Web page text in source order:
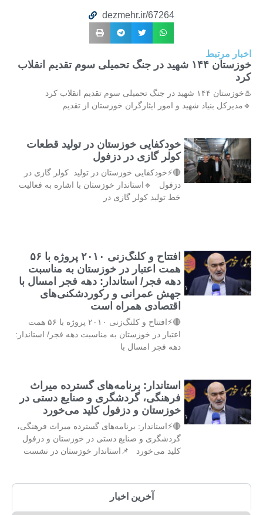
dezmehr.ir/67264
اخبار مرتبط
خوزستان ۱۴۴ شهید در جنگ تحمیلی سوم تقدیم انقلاب
کرد
♨️خوزستان ۱۴۴ شهید در جنگ تحمیلی سوم تقدیم انقلاب کرد
🔹مدیرکل بنیاد شهید و امور ایثارگران خوزستان از تقدیم
خودکفایی خوزستان در تولید قطعات
کولر گازی در دزفول
🔴⚡خودکفایی خوزستان در تولید کولر گازی در
دزفول 🔹استاندار خوزستان با اشاره به فعالیت
خط تولید کولر گازی در
افتتاح و کلنگ‌زنی ۲۰۱۰ پروژه با ۵۶
همت اعتبار در خوزستان به مناسبت
دهه فجر/ استاندار: دهه فجر امسال با
جهش عمرانی و رکوردشکنی‌های
اقتصادی همراه است
🔴⚡افتتاح و کلنگ‌زنی ۲۰۱۰ پروژه با ۵۶ همت
اعتبار در خوزستان به مناسبت دهه فجر/ استاندار:
دهه فجر امسال با
استاندار: برنامه‌های گسترده میراث
فرهنگی، گردشگری و صنایع دستی در
خوزستان و دزفول کلید می‌خورد
🔴⚡استاندار: برنامه‌های گسترده میراث فرهنگی،
گردشگری و صنایع دستی در خوزستان و دزفول
کلید می‌خورد 📌استاندار خوزستان در نشست
آخرین اخبار